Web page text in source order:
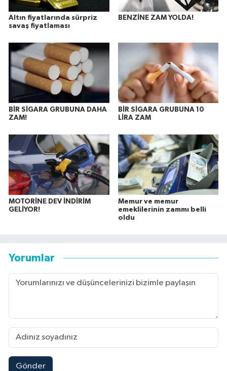
Altın fiyatlarında sürpriz
savaş fiyatlaması
BENZİNE ZAM YOLDA!
BİR SİGARA GRUBUNA DAHA
ZAM!
BİR SİGARA GRUBUNA 10
LİRA ZAM
MOTORİNE DEV İNDİRİM
GELİYOR!
Memur ve memur
emeklilerinin zammı belli
oldu
Yorumlar
Gönder